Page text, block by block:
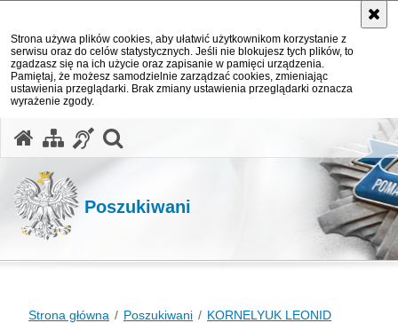
Strona używa plików cookies, aby ułatwić użytkownikom korzystanie z
serwisu oraz do celów statystycznych. Jeśli nie blokujesz tych plików, to
zgadzasz się na ich użycie oraz zapisanie w pamięci urządzenia.
Pamiętaj, że możesz samodzielnie zarządzać cookies, zmieniając
ustawienia przeglądarki. Brak zmiany ustawienia przeglądarki oznacza
wyrażenie zgody.
Poszukiwani
Strona główna Poszukiwani KORNELYUK LEONID